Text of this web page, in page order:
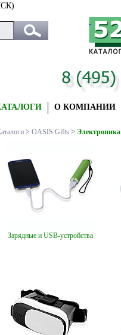
О КОМПАНИИ
> OASIS Gifts > Электроника
Зарядные и USB-устройства